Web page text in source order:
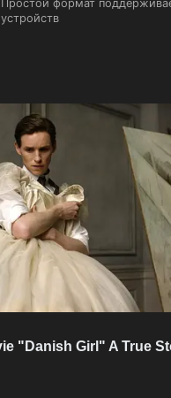
Простой формат
устройств